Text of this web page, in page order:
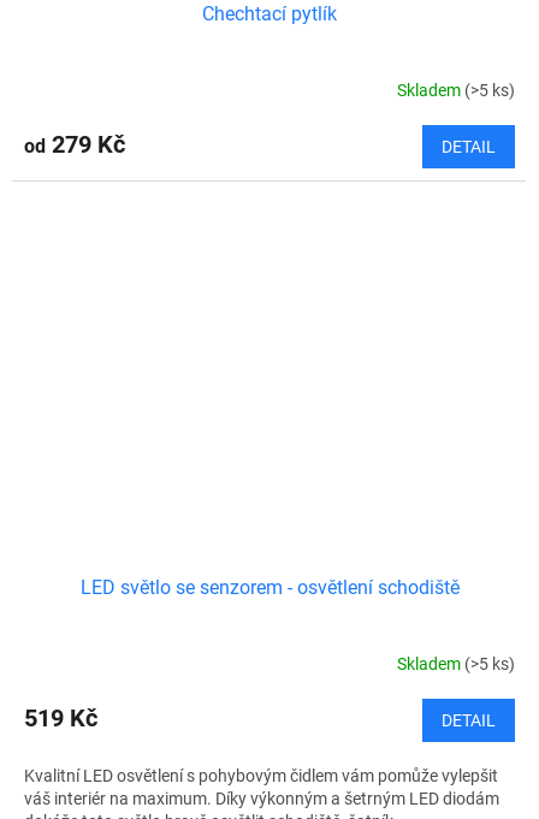
Chechtací pytlík
Skladem (>5 ks)
od 279 Kč DETAIL
LED světlo se senzorem - osvětlení schodiště
Skladem (>5 ks)
519 Kč DETAIL
Kvalitní LED osvětlení s pohybovým čidlem vám pomůže vylepšit
váš interiér na maximum. Díky výkonným a šetrným LED diodám